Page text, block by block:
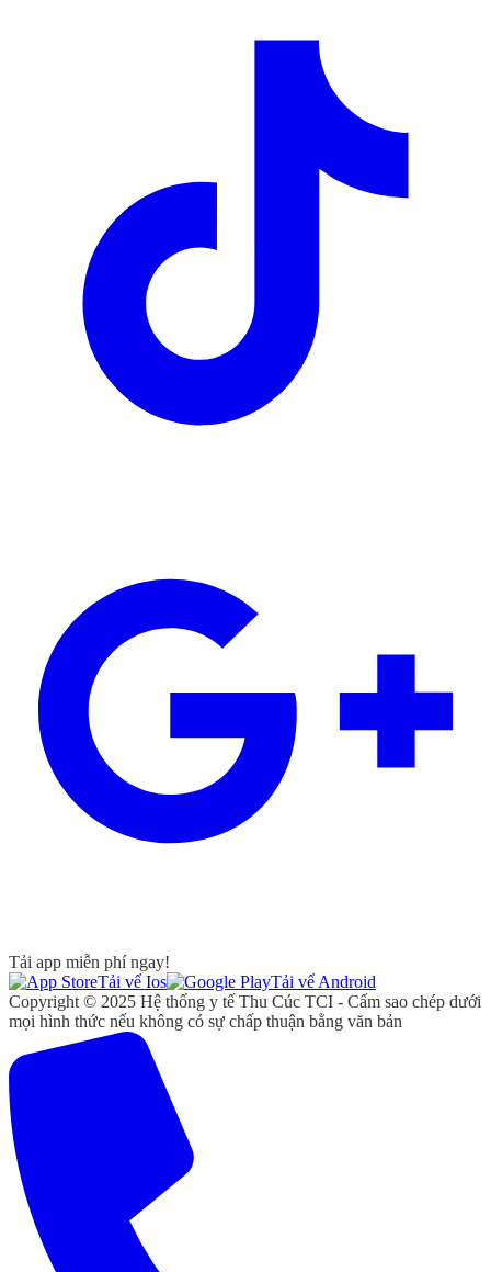
Tải app miễn phí ngay!
Tải vể Ios
Tải vể Android
Copyright © 2025 Hệ thống y tế Thu Cúc TCI - Cấm sao chép dưới
mọi hình thức nếu không có sự chấp thuận bằng văn bản